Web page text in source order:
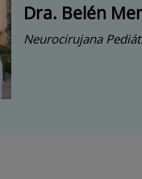
Dra. Belén
Neurocirujana